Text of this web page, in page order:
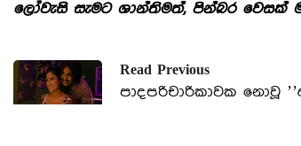
ලෝවැසි සැමට ශාන්තිමත්, පින්බර වෙසක්
Read Previous
පාදපරිචාරිකාවක නොවූ